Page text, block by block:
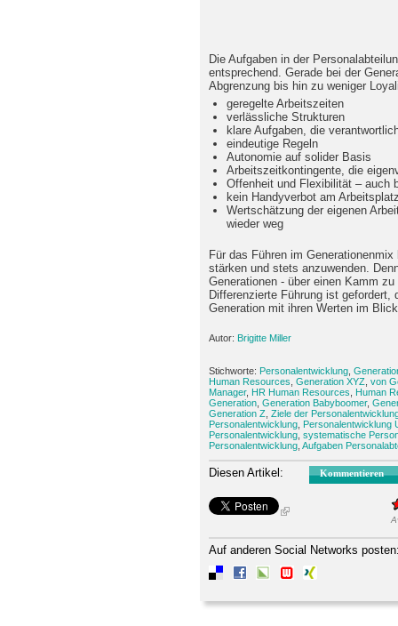
Die Aufgaben in der
entsprechend. Gerade bei der
Abgrenzung bis hin zu weniger
geregelte Arbeitszeiten
verlässliche Strukturen
klare Aufgaben, die
eindeutige Regeln
Autonomie auf solider Basis
Arbeitszeitkontingente, die
Offenheit und Flexibilität – auch
kein Handyverbot am
Wertschätzung der eigenen
wieder weg
Für das Führen im
stärken und stets anzuwenden.
Generationen - über einen Kamm
Differenzierte Führung ist gefordert,
Generation mit ihren Werten im
Autor: Brigitte Miller
Stichworte: Personalentwicklung
Human Resources Generation XYZ von
Manager, HR Human Resources
Human
Generation Generation Babyboomer,
Generation Z Ziele der
Personalentwicklung Personalentwicklung
Personalentwicklung systematische
Personalentwicklung Aufgaben
Diesen Artikel: Kommentieren
Auf anderen Social Networks